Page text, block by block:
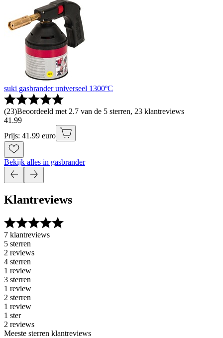
suki gasbrander universeel 1300ºC
(23)Beoordeeld met 2.7 van de 5 sterren, 23 klantreviews
41 .99
Prijs: 41.99 euro
Bekijk alles in gasbrander
Klantreviews
7 klantreviews
5 sterren
2 reviews
4 sterren
1 review
3 sterren
1 review
2 sterren
1 review
1 ster
2 reviews
Meeste sterren klantreviews